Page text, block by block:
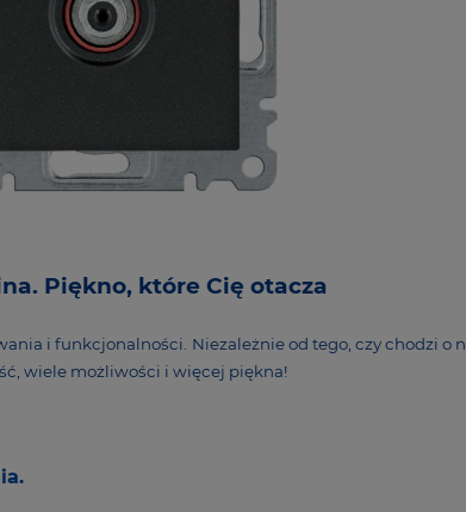
Piękno, które Cię otacza
i funk­cjo­nal­ności. Nieza­leżnie od tego, czy chodzi o
wiele możli­wości i więcej piękna!